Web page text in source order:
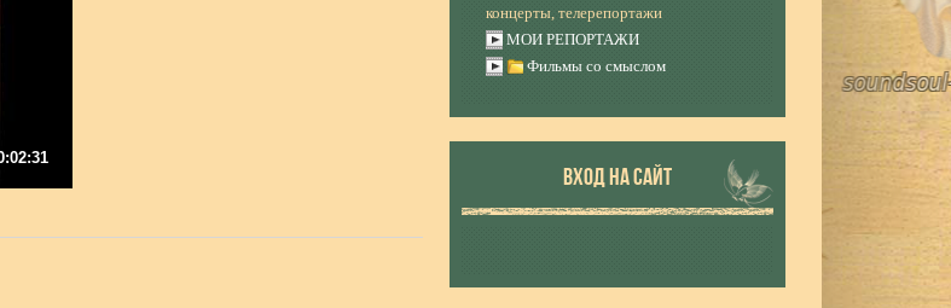
концерты, телерепортажи
МОИ РЕПОРТАЖИ
Фильмы со смыслом
ВХОД НА САЙТ